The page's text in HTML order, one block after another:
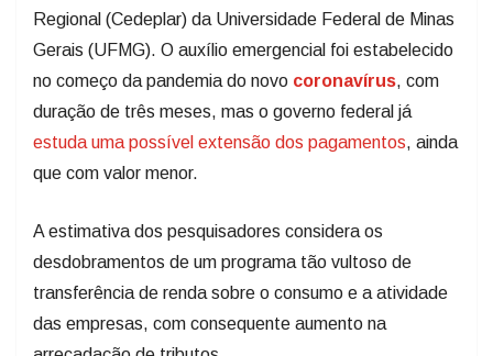
Regional (Cedeplar) da Universidade Federal de Minas
Gerais (UFMG). O auxílio emergencial foi estabelecido
no começo da pandemia do novo coronavírus, com
duração de três meses, mas o governo federal já
estuda uma possível extensão dos pagamentos, ainda
que com valor menor.
A estimativa dos pesquisadores considera os
desdobramentos de um programa tão vultoso de
transferência de renda sobre o consumo e a atividade
das empresas, com consequente aumento na